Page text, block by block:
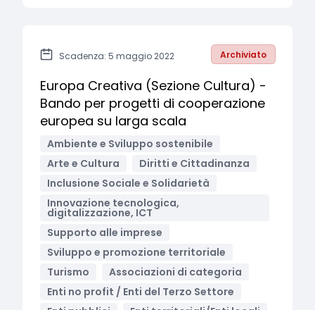
Scadenza: 5 maggio 2022 Archiviato
Europa Creativa (Sezione Cultura) -
Bando per progetti di cooperazione
europea su larga scala
Ambiente e Sviluppo sostenibile
Arte e Cultura
Diritti e Cittadinanza
Inclusione Sociale e Solidarietà
Innovazione tecnologica,
digitalizzazione, ICT
Supporto alle imprese
Sviluppo e promozione territoriale
Turismo
Associazioni di categoria
Enti no profit / Enti del Terzo Settore